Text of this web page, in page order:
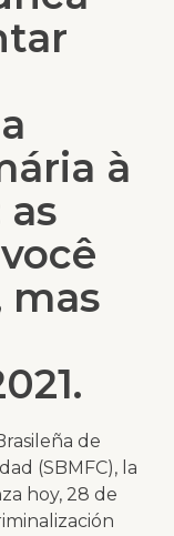
à
as
mas
de
(SBMFC), la
hoy, 28 de